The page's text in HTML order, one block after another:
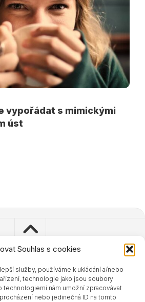
Souhlas s cookies
služby, používáme k ukládání a/nebo
technologie jako jsou soubory
technologiemi nám umožní zpracovávat
nebo jedinečná ID na tomto
vypořádat s mimickými
úst
- 2024 Zdravisimo.cz
WordPress. Theme by Alx.